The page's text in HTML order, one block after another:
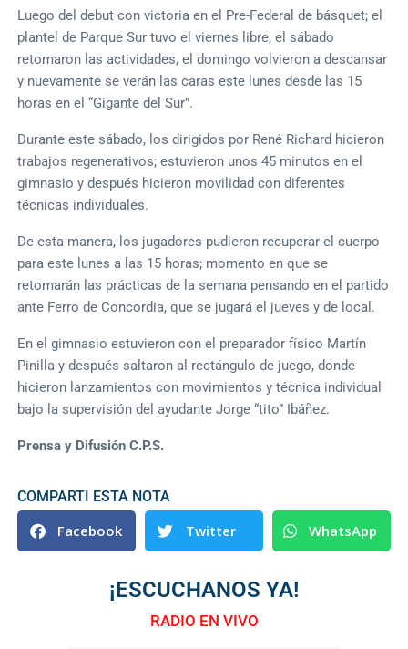
Luego del debut con victoria en el Pre-Federal de básquet; el
plantel de Parque Sur tuvo el viernes libre, el sábado
retomaron las actividades, el domingo volvieron a descansar
y nuevamente se verán las caras este lunes desde las 15
horas en el “Gigante del Sur”.
Durante este sábado, los dirigidos por René Richard hicieron
trabajos regenerativos; estuvieron unos 45 minutos en el
gimnasio y después hicieron movilidad con diferentes
técnicas individuales.
De esta manera, los jugadores pudieron recuperar el cuerpo
para este lunes a las 15 horas; momento en que se
retomarán las prácticas de la semana pensando en el partido
ante Ferro de Concordia, que se jugará el jueves y de local.
En el gimnasio estuvieron con el preparador físico Martín
Pinilla y después saltaron al rectángulo de juego, donde
hicieron lanzamientos con movimientos y técnica individual
bajo la supervisión del ayudante Jorge “tito” Ibáñez.
Prensa y Difusión C.P.S.
COMPARTI ESTA NOTA
Facebook Twitter WhatsApp
¡ESCUCHANOS YA!
RADIO EN VIVO